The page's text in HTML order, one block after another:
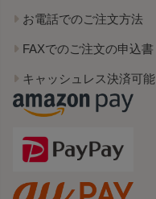
お電話でのご注文方法
FAXでのご注文の申込書
キャッシュレス決済可能